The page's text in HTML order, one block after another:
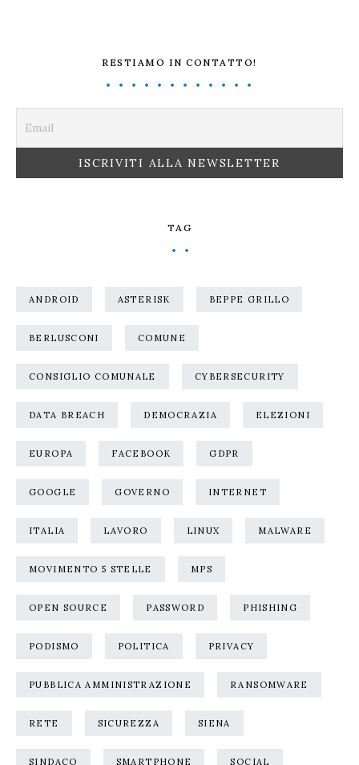
RESTIAMO IN CONTATTO!
TAG
ANDROID ASTERISK BEPPE GRILLO
BERLUSCONI COMUNE
CONSIGLIO COMUNALE CYBERSECURITY
DATA BREACH DEMOCRAZIA ELEZIONI
EUROPA FACEBOOK GDPR
GOOGLE GOVERNO INTERNET
ITALIA LAVORO LINUX MALWARE
MOVIMENTO 5 STELLE MPS
OPEN SOURCE PASSWORD PHISHING
PODISMO POLITICA PRIVACY
PUBBLICA AMMINISTRAZIONE RANSOMWARE
RETE SICUREZZA SIENA
SINDACO SMARTPHONE SOCIAL